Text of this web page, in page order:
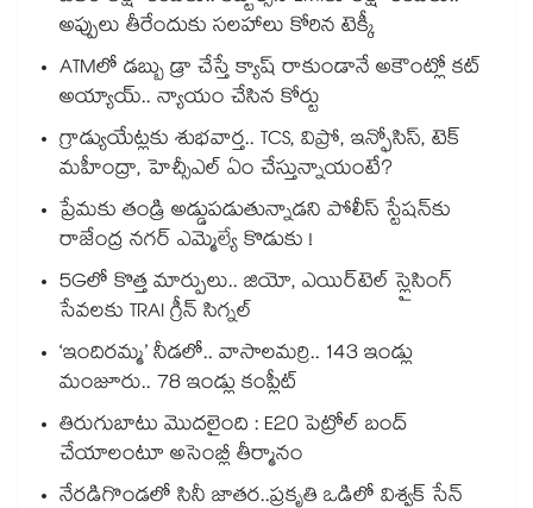
అప్పులు తీరేందుకు సలహాలు కోరిన టెక్కీ
ATMలో డబ్బు డ్రా చేస్తే క్యాష్ రాకుండానే అకౌంట్లో కట్
అయ్యాయ్.. న్యాయం చేసిన కోర్టు
గ్రాడ్యుయేట్లకు శుభవార్త.. TCS, విప్రో, ఇన్ఫోసిస్, టెక్
మహీంద్రా, హెచ్సీఎల్ ఏం చేస్తున్నాయంటే?
ప్రేమకు తండ్రి అడ్డుపడుతున్నాడని పోలీస్ స్టేషన్⁪కు
రాజేంద్ర నగర్ ఎమ్మెల్యే కొడుకు !
5Gలో కొత్త మార్పులు.. జియో, ఎయిర్‌టెల్ స్లైసింగ్
సేవలకు TRAI గ్రీన్ సిగ్నల్
‘ఇందిరమ్మ’ నీడలో.. వాసాలమర్రి.. 143 ఇండ్లు
మంజూరు.. 78 ఇండ్లు కంప్లీట్
తిరుగుబాటు మొదలైంది : E20 పెట్రోల్ బంద్
చేయాలంటూ అసెంబ్లీ తీర్మానం
నేరడిగొండలో సినీ జాతర..ప్రకృతి ఒడిలో విశ్వక్ సేన్